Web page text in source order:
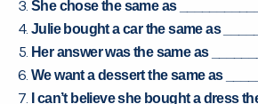
She chose the same as
Julie bought a car the same as
Her answer was the same as
We want a dessert the same as
I can’t believe she bought a dress